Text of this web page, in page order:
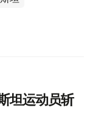
坦运动员斩